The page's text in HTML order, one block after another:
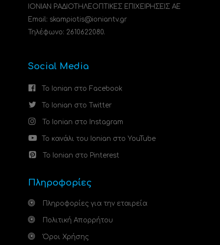
ΙΟΝΙΑΝ ΡΑΔΙΟΤΗΛΕΟΠΤΙΚΕΣ ΕΠΙΧΕΙΡΗΣΕΙΣ ΑΕ
Email: skampiotis@ioniantv.gr
Τηλέφωνο: 2610622080.
Social Media
Το Ionian στο Facebook
Το Ionian στο Twitter
Το Ionian στο Instagram
Το κανάλι του Ionian στο YouTube
Το Ionian στο Pinterest
Πληροφορίες
Πληροφορίες για την εταιρεία
Πολιτική Απορρήτου
Όροι Χρήσης